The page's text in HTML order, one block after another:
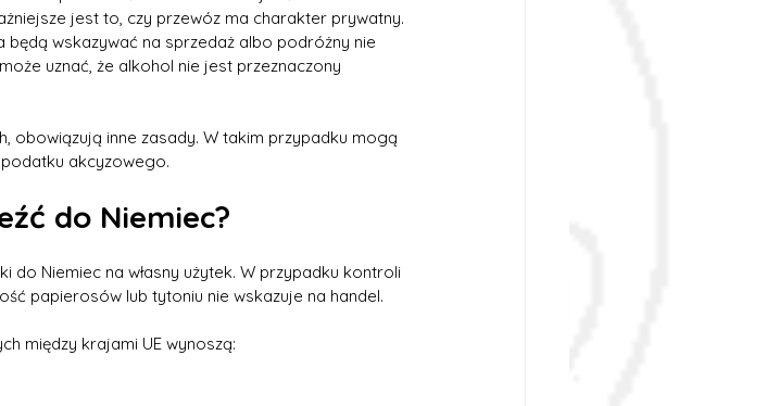
jest to, czy przewóz ma charakter prywatny.
wskazywać na sprzedaż albo podróżny nie
uznać, że alkohol nie jest przeznaczony
obowiązują inne zasady. W takim przypadku mogą
akcyzowego.
do Niemiec?
Niemiec na własny użytek. W przypadku kontroli
papierosów lub tytoniu nie wskazuje na handel.
między krajami UE wynoszą: